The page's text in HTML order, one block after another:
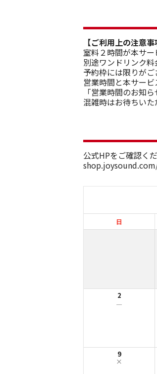
【ご利用上の注意事
室料２時間が本サー
別途ワンドリンク料
予約枠には限りがご
営業時間と本サービ
「営業時間のお知
混雑時はお待ちいた
公式HPをご確認くだ
日
2
ー
9